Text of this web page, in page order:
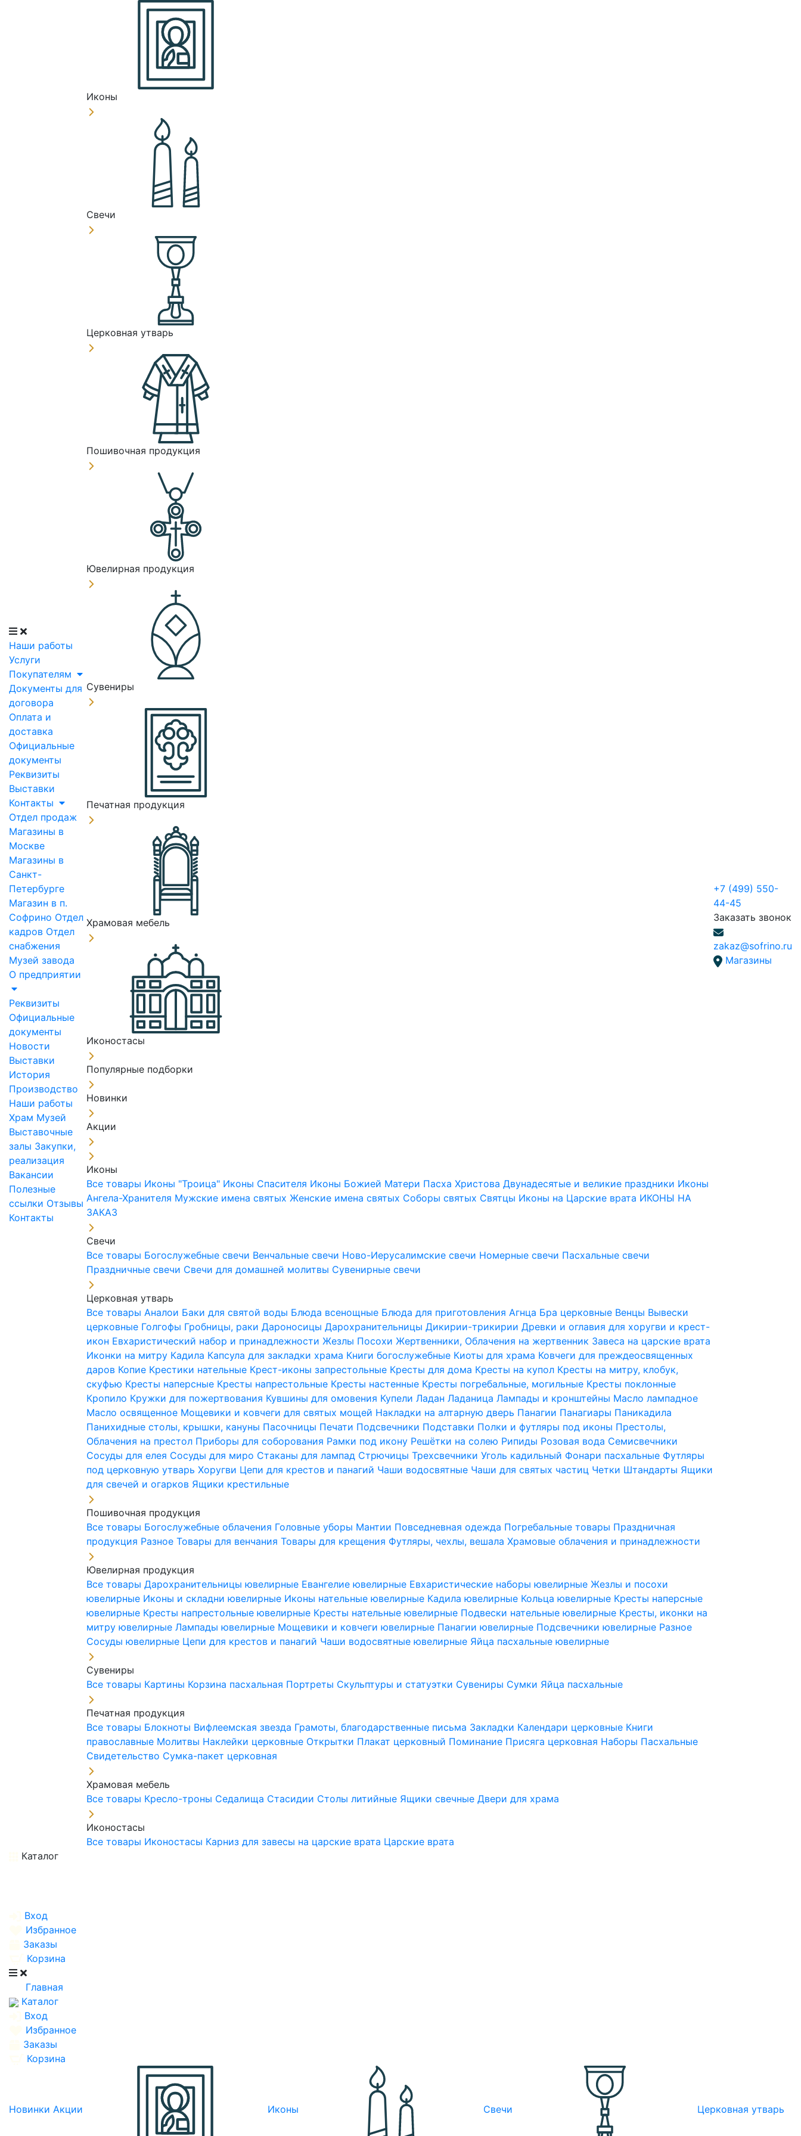
Наши работы
Услуги
Покупателям
Документы для
договора
Оплата и
доставка
Официальные
документы
Реквизиты
Выставки
Контакты
Отдел продаж
Магазины в
Москве
Магазины в
Санкт-
Петербурге
Магазин в п.
Софрино Отдел
кадров Отдел
снабжения
Музей завода
О предприятии
Реквизиты
Официальные
документы
Новости
Выставки
История
Производство
Наши работы
Храм Музей
Выставочные
залы Закупки,
реализация
Вакансии
Полезные
ссылки Отзывы
Контакты
Иконы
Свечи
Церковная утварь
Пошивочная продукция
Ювелирная продукция
Сувениры
Печатная продукция
Храмовая мебель
Иконостасы
Популярные подборки
Новинки
Акции
Иконы
Все товары Иконы "Троица" Иконы Спасителя Иконы Божией Матери Пасха ХристоваДвунадесятые и великие праздники Иконы
Ангела-Хранителя Мужские имена святыхЖенские имена святых Соборы святых Святцы Иконы на Царские врата ИКОНЫ НА
ЗАКАЗ
Свечи
Все товары Богослужебные свечи Венчальные свечи Ново-Иерусалимские свечи Номерные свечи Пасхальные свечи
Праздничные свечи Свечи для домашней молитвы Сувенирные свечи
Церковная утварь
Все товарыАналои Баки для святой воды Блюда всенощные Блюда для приготовления Агнца Бра церковные Венцы Вывески
церковные Голгофы Гробницы, ракиДароносицыДарохранительницыДикирии-трикирииДревки и оглавия для хоругви и крест-
икон Евхаристический набор и принадлежностиЖезлы ПосохиЖертвенники, Облачения на жертвенник Завеса на царские врата
Иконки на митру Кадила Капсула для закладки храма Книги богослужебные Киоты для храма Ковчеги для преждеосвященных
даров Копие Крестики нательные Крест-иконы запрестольные Кресты для дома Кресты на купол Кресты на митру, клобук,
скуфью Кресты наперсные Кресты напрестольные Кресты настенные Кресты погребальные, могильные Кресты поклонные
Кропило Кружки для пожертвования Кувшины для омовения КупелиЛаданЛаданицаЛампады и кронштейны Масло лампадное
Масло освященное Мощевики и ковчеги для святых мощей Накладки на алтарную дверь Панагии Панагиары Паникадила
Панихидные столы, крышки, кануны Пасочницы Печати Подсвечники Подставки Полки и футляры под иконы Престолы,
Облачения на престол Приборы для соборования Рамки под икону Решётки на солею Рипиды Розовая вода Семисвечники
Сосуды для елея Сосуды для миро Стаканы для лампад СтрючицыТрехсвечникиУголь кадильный Фонари пасхальные Футляры
под церковную утварьХоругви Цепи для крестов и панагий Чаши водосвятные Чаши для святых частиц Четки Штандарты Ящики
для свечей и огарков Ящики крестильные
Пошивочная продукция
Все товары Богослужебные облачения Головные уборы Мантии Повседневная одежда Погребальные товары Праздничная
продукция РазноеТовары для венчанияТовары для крещения Футляры, чехлы, вешалаХрамовые облачения и принадлежности
Ювелирная продукция
Все товарыДарохранительницы ювелирные Евангелие ювелирные Евхаристические наборы ювелирныеЖезлы и посохи
ювелирные Иконы и складни ювелирные Иконы нательные ювелирные Кадила ювелирные Кольца ювелирные Кресты наперсные
ювелирные Кресты напрестольные ювелирные Кресты нательные ювелирные Подвески нательные ювелирные Кресты, иконки на
митру ювелирныеЛампады ювелирные Мощевики и ковчеги ювелирные Панагии ювелирные Подсвечники ювелирные Разное
Сосуды ювелирные Цепи для крестов и панагий Чаши водосвятные ювелирные Яйца пасхальные ювелирные
Сувениры
Все товары Картины Корзина пасхальная Портреты Скульптуры и статуэтки Сувениры Сумки Яйца пасхальные
Печатная продукция
Все товары Блокноты Вифлеемская звезда Грамоты, благодарственные письма Закладки Календари церковные Книги
православные Молитвы Наклейки церковные Открытки Плакат церковный Поминание Присяга церковная Наборы Пасхальные
Свидетельство Сумка-пакет церковная
Храмовая мебель
Все товары Кресло-троны Седалища Стасидии Столы литийные Ящики свечныеДвери для храма
Иконостасы
Все товары Иконостасы Карниз для завесы на царские врата Царские врата
+7 (499) 550-
44-45
Заказать звонок
zakaz@sofrino.ru
Магазины
Каталог
Вход
Избранное
Заказы
Корзина
Главная
Каталог
Вход
Избранное
Заказы
Корзина
Новинки Акции Иконы Свечи Церковная утварь